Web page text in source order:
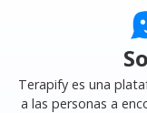
Terapify es una
a las personas a